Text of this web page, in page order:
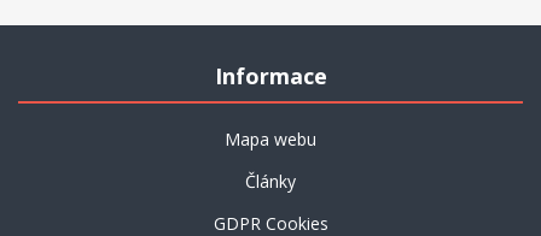
Informace
Mapa webu
Články
GDPR Cookies